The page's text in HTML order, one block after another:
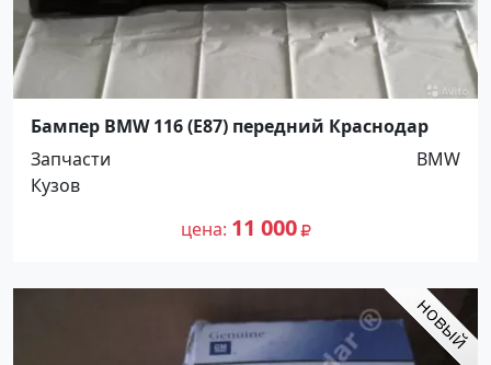
Бампер BMW 116 (E87) передний Краснодар
Запчасти
BMW
Кузов
цена 11 000